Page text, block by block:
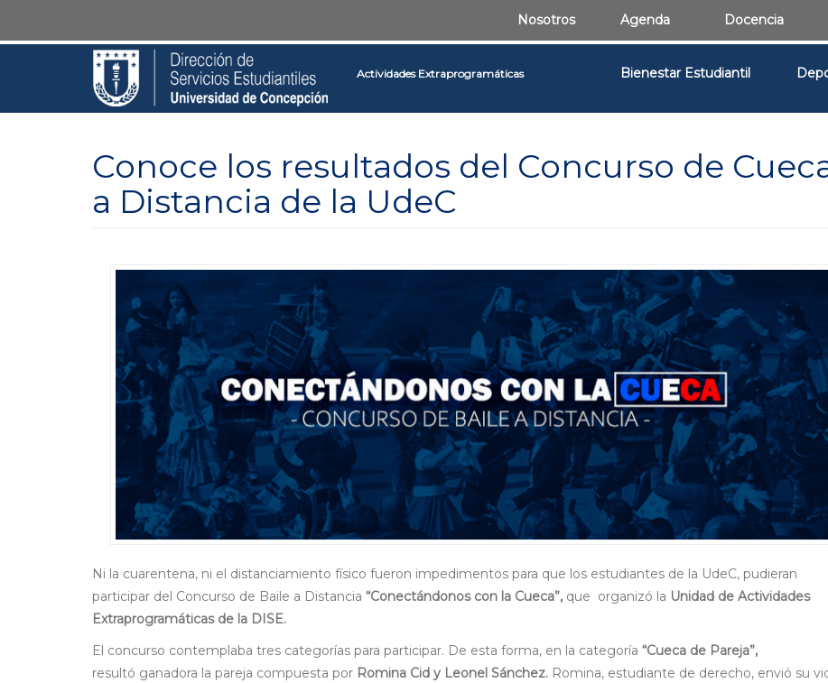
Nosotros Agenda Docencia
Actividades Extraprogramáticas Bienestar Estudiantil
Conoce los resultados del Concurso de
a Distancia de la UdeC
Ni la cuarentena, ni el distanciamiento físico fueron impedimentos para que los estudiantes de la UdeC, pudieran
participar del Concurso de Baile a Distancia “Conectándonos con la Cueca”, que organizó la Unidad de Actividades
Extraprogramáticas de la DISE.
El concurso contemplaba tres categorías para participar. De esta forma, en la categoría “Cueca de Pareja”,
resultó ganadora la pareja compuesta por Romina Cid y Leonel Sánchez. Romina, estudiante de derecho, envió su